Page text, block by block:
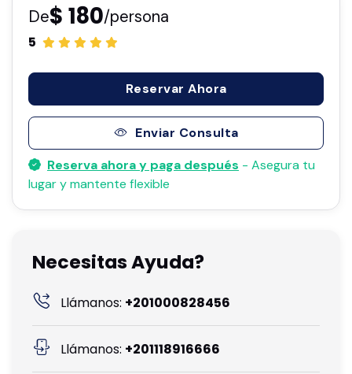
De$ 180/persona
5
Reservar Ahora
Enviar Consulta
Reserva ahora y paga después - Asegura tu
lugar y mantente flexible
Necesitas Ayuda?
Llámanos: +201000828456
Llámanos: +201118916666